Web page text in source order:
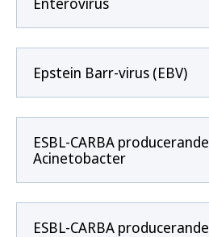
Epstein Barr-virus (EBV)
ESBL-CARBA producerande
Acinetobacter
ESBL-CARBA producerande